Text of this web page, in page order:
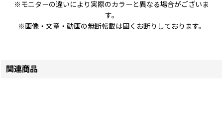
※モニターの違いにより実際のカラーと異なる場合がございま
す。
※画像・文章・動画の無断転載は固くお断りしております。
関連商品